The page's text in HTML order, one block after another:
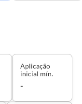
Aplicação
inicial mín.
-